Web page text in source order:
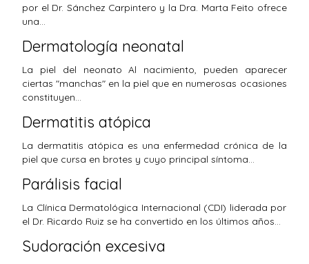
por el Dr. Sánchez Carpintero y la Dra. Marta Feito ofrece
una…
Dermatología neonatal
La piel del neonato Al nacimiento, pueden aparecer
ciertas "manchas" en la piel que en numerosas ocasiones
constituyen…
Dermatitis atópica
La dermatitis atópica es una enfermedad crónica de la
piel que cursa en brotes y cuyo principal síntoma…
Parálisis facial
La Clínica Dermatológica Internacional (CDI) liderada por
el Dr. Ricardo Ruiz se ha convertido en los últimos años…
Sudoración excesiva